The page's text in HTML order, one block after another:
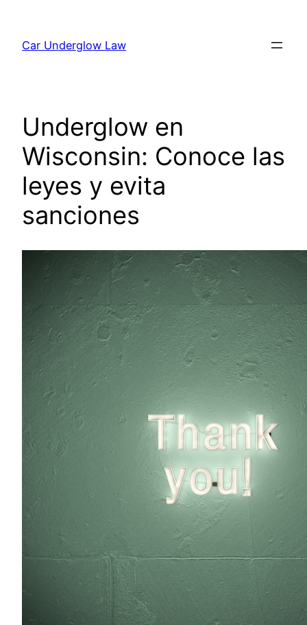
content
Car Underglow Law
Underglow en
Wisconsin: Conoce las
leyes y evita
sanciones